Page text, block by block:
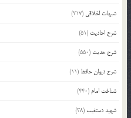
شبهات اخلاقی (217)
شرح احادیث (51)
شرح حدیث (550)
شرح دیوان حافظ (11)
شناخت امام (440)
شهید دستغیب(38)